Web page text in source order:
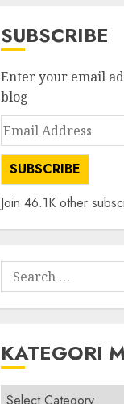
SUBSCRIBE
Enter your email
blog
Email
Address
SUBSCRIBE
Join 46.1K other
Search
for:
KATEGORI
Kategori